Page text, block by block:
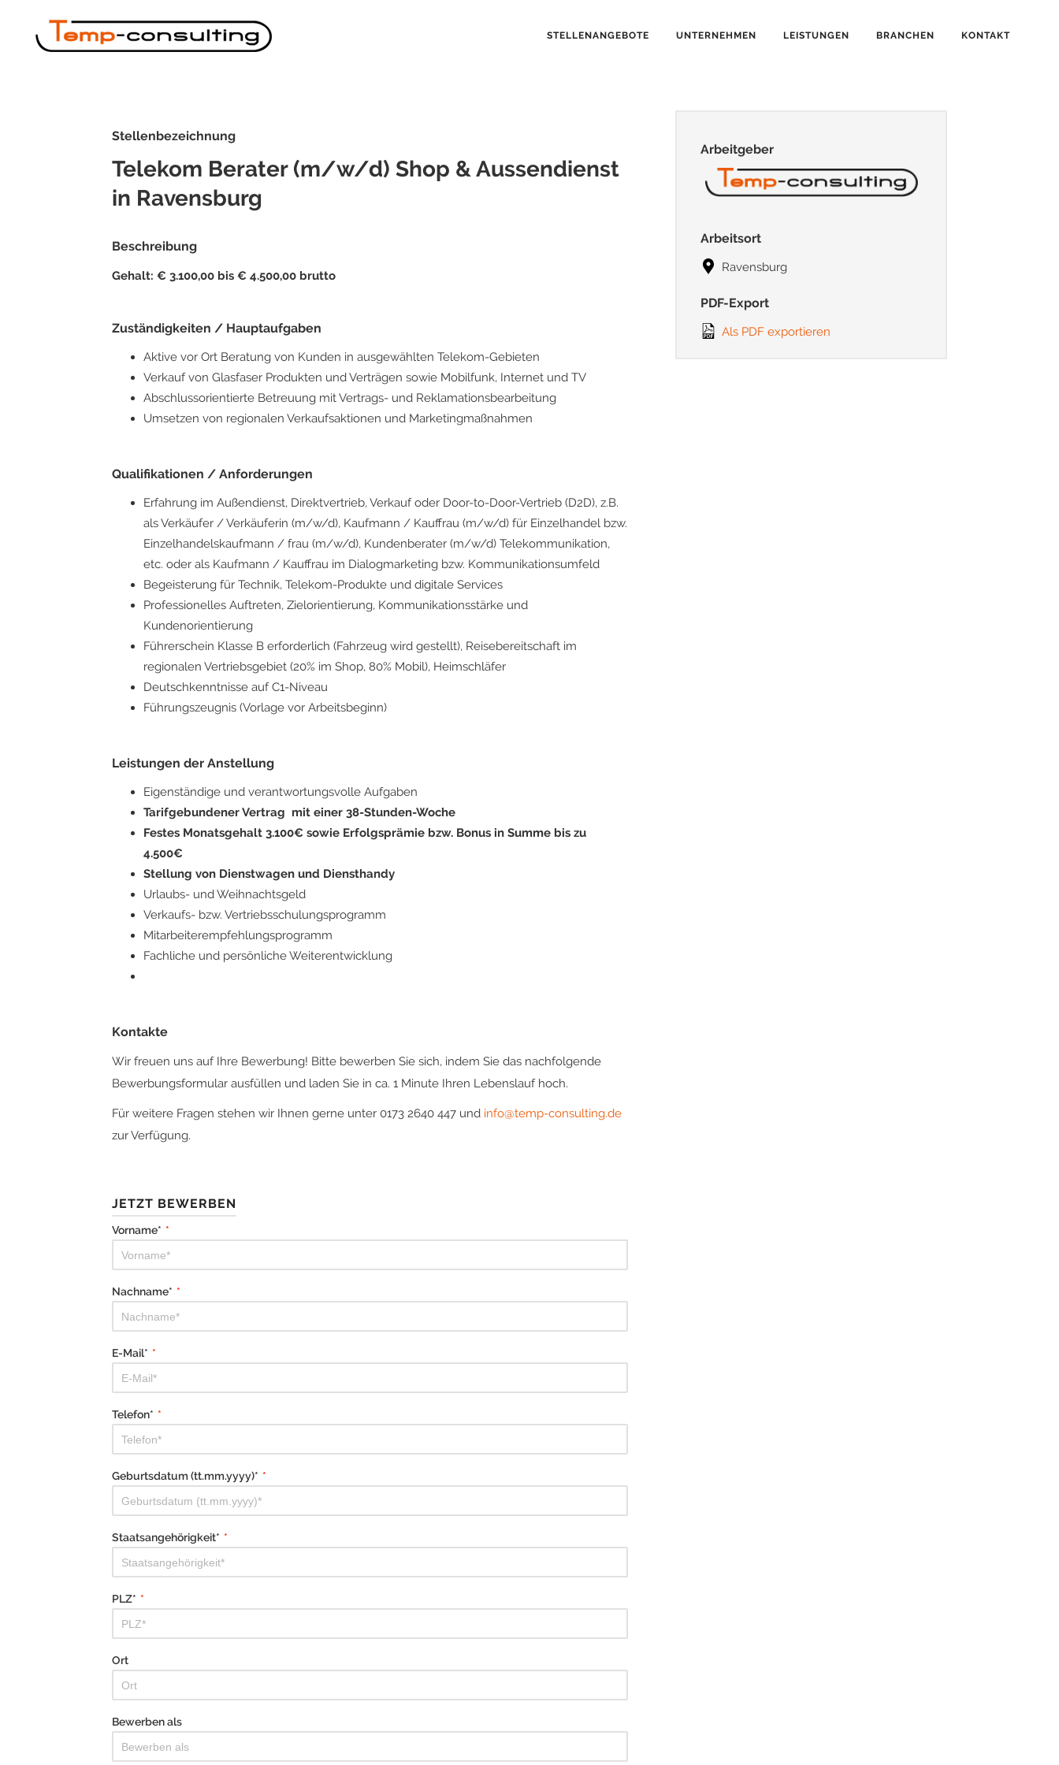
STELLENANGEBOTE UNTERNEHMEN LEISTUNGEN BRANCHEN KONTAKT
Stellenbezeichnung
Telekom Berater (m/w/d) Shop & Aussendienst
in Ravensburg
Beschreibung
Gehalt: € 3.100,00 bis € 4.500,00 brutto
Zuständigkeiten / Hauptaufgaben
Aktive vor Ort Beratung von Kunden in ausgewählten Telekom-Gebieten
Verkauf von Glasfaser Produkten und Verträgen sowie Mobilfunk, Internet und TV
Abschlussorientierte Betreuung mit Vertrags- und Reklamationsbearbeitung
Umsetzen von regionalen Verkaufsaktionen und Marketingmaßnahmen
Qualifikationen / Anforderungen
Erfahrung im Außendienst, Direktvertrieb, Verkauf oder Door-to-Door-Vertrieb (D2D), z.B.
als Verkäufer / Verkäuferin (m/w/d), Kaufmann / Kauffrau (m/w/d) für Einzelhandel bzw.
Einzelhandelskaufmann / frau (m/w/d), Kundenberater (m/w/d) Telekommunikation,
etc. oder als Kaufmann / Kauffrau im Dialogmarketing bzw. Kommunikationsumfeld
Begeisterung für Technik, Telekom-Produkte und digitale Services
Professionelles Auftreten, Zielorientierung, Kommunikationsstärke und
Kundenorientierung
Führerschein Klasse B erforderlich (Fahrzeug wird gestellt), Reisebereitschaft im
regionalen Vertriebsgebiet (20% im Shop, 80% Mobil), Heimschläfer
Deutschkenntnisse auf C1-Niveau
Führungszeugnis (Vorlage vor Arbeitsbeginn)
Leistungen der Anstellung
Eigenständige und verantwortungsvolle Aufgaben
Tarifgebundener Vertrag mit einer 38-Stunden-Woche
Festes Monatsgehalt 3.100€ sowie Erfolgsprämie bzw. Bonus in Summe bis zu
4.500€
Stellung von Dienstwagen und Diensthandy
Urlaubs- und Weihnachtsgeld
Verkaufs- bzw. Vertriebsschulungsprogramm
Mitarbeiterempfehlungsprogramm
Fachliche und persönliche Weiterentwicklung
Kontakte
Wir freuen uns auf Ihre Bewerbung! Bitte bewerben Sie sich, indem Sie das nachfolgende
Bewerbungsformular ausfüllen und laden Sie in ca. 1 Minute Ihren Lebenslauf hoch.
Für weitere Fragen stehen wir Ihnen gerne unter 0173 2640 447 und info@temp-consulting.de
zur Verfügung.
JETZT BEWERBEN
Vorname* *
Nachname* *
E-Mail* *
Telefon* *
Geburtsdatum (tt.mm.yyyy)* *
Staatsangehörigkeit* *
PLZ* *
Ort
Bewerben als
Arbeitgeber
Arbeitsort
Ravensburg
PDF-Export
Als PDF exportieren